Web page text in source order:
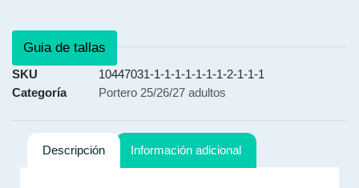
Guia de tallas
SKU
10447031-1-1-1-1-1-1-1-2-1-1-1
Categoría
Portero 25/26/27 adultos
Descripción Información adicional